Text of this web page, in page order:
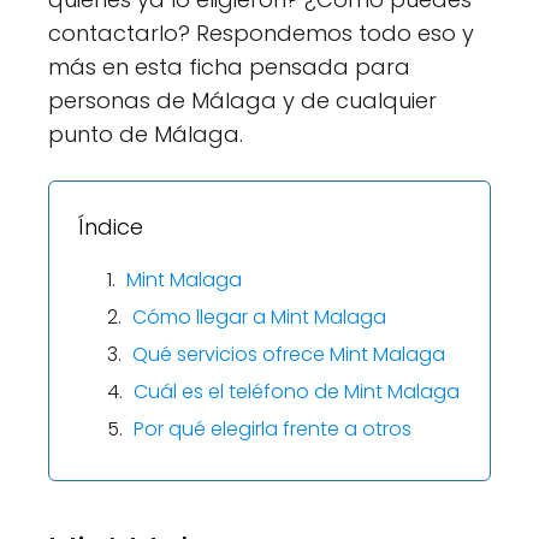
contactarlo? Respondemos todo eso y
más en esta ficha pensada para
personas de Málaga y de cualquier
punto de Málaga.
Índice
Mint Malaga
Cómo llegar a Mint Malaga
Qué servicios ofrece Mint Malaga
Cuál es el teléfono de Mint Malaga
Por qué elegirla frente a otros